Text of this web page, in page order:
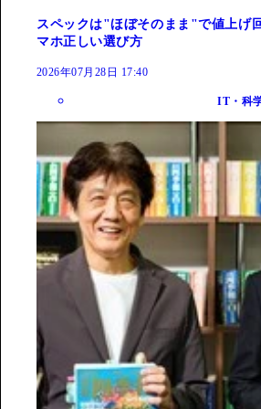
スペックは"ほぼそのまま"で値上げ
マホ正しい選び方
2026年07月28日 17:40
IT・科